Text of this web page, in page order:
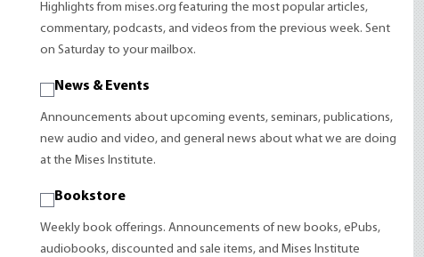
Highlights from mises.org featuring the most popular articles,
commentary, podcasts, and videos from the previous week. Sent
on Saturday to your mailbox.
News & Events
Announcements about upcoming events, seminars, publications,
new audio and video, and general news about what we are doing
at the Mises Institute.
Bookstore
Weekly book offerings. Announcements of new books, ePubs,
audiobooks, discounted and sale items, and Mises Institute